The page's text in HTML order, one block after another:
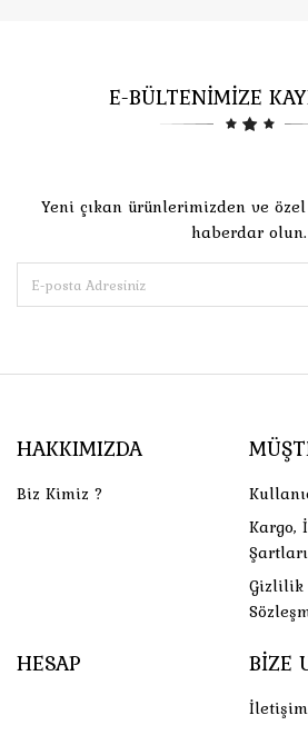
E-BÜLTENİMİZE
Yeni çıkan ürünlerimizden ve
haberdar olun.
HAKKIMIZDA
Biz Kimiz ?
Kargo,
Şartları
Gizlilik
HESAP BIZE
İletişim